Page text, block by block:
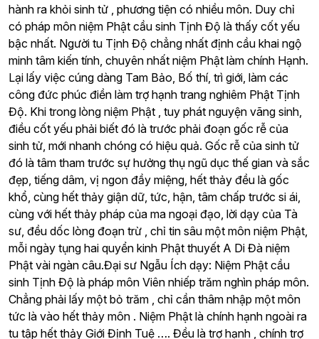
hành ra khỏi sinh tử , phương tiện có nhiều môn. Duy chỉ
có pháp môn niệm Phật cầu sinh Tịnh Độ là thấy cốt yếu
bậc nhất. Người tu Tịnh Độ chẳng nhất định cầu khai ngộ
minh tâm kiến tính, chuyên nhất niệm Phật làm chính Hạnh.
Lại lấy việc cúng dàng Tam Bảo, Bố thí, trì giới, làm các
công đức phúc điền làm trợ hạnh trang nghiêm Phật Tịnh
Độ. Khi trong lòng niệm Phật , tuy phát nguyện vãng sinh,
điều cốt yếu phải biết đó là trước phải đoạn gốc rễ của
sinh tử, mới nhanh chóng có hiệu quả. Gốc rễ của sinh tử
đó là tâm tham trước sự hưởng thụ ngũ dục thế gian và sắc
đẹp, tiếng dâm, vị ngon đầy miệng, hết thảy đều là gốc
khổ, cùng hết thảy giận dữ, tức, hận, tâm chấp trước si ái,
cùng với hết thảy pháp của ma ngoại đạo, lời dạy của Tà
sư, đều dốc lòng đoạn trừ , chỉ tin sâu một môn niệm Phật,
mỗi ngày tụng hai quyển kinh Phật thuyết A Di Đà niệm
Phật vài ngàn câu.Đại sư Ngẫu Ích dạy: Niệm Phật cầu
sinh Tịnh Độ là pháp môn Viên nhiếp trăm nghìn pháp môn.
Chẳng phải lấy một bỏ trăm , chỉ cần thâm nhập một môn
tức là vào hết thảy môn . Niệm Phật là chính hạnh ngoài ra
tu tập hết thảy Giới Định Tuệ …. Đều là trợ hạnh , chính trợ